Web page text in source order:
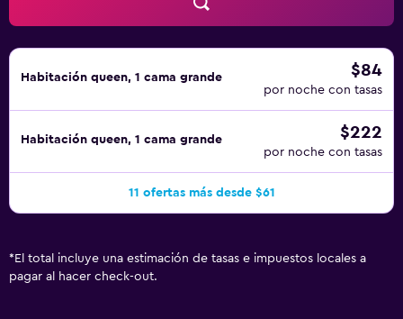
Habitación queen, 1 cama grande $84
por noche con tasas
Habitación queen, 1 cama grande $222
por noche con tasas
11 ofertas más desde $61
* El total incluye una estimación de tasas e impuestos locales a
pagar al hacer check-out.